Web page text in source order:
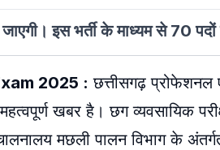
इस भर्ती के माध्यम से 70 पदों
2025 : छत्तीसगढ़ प्रोफेशनल
खबर है। छग व्यवसायिक
मछली पालन विभाग के